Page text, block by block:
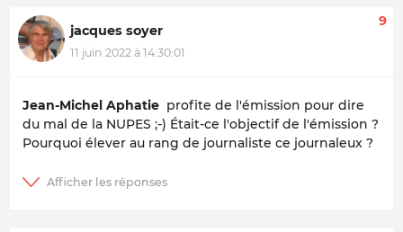
jacques soyer
11 juin 2022 à 14:30:01
9
Jean-Michel Aphatie profite de l'émission pour dire
du mal de la NUPES ;-) Était-ce l'objectif de l'émission ?
Pourquoi élever au rang de journaliste ce journaleux ?